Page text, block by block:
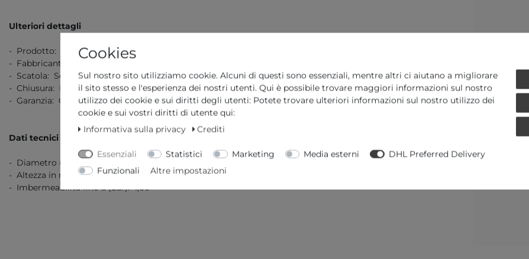
Ulteriori dettagli
- Prodotto: Reloj
- Fabbricante: Festina
- Scatola: Scatola originale con documenti
- Chiusura: Fibbia piegevole
- Garanzia: Garanzia di 2 anni
Dati tecnici
- Diametro (senza corona) in mm/pollici: 41,00 / 1,61
- Altezza in mm/pollici: 11,00 / 0,43
- Imbermeabilitá fino a (bar): 1,00
Cookies
Sul nostro sito utilizziamo cookie. Alcuni di questi sono essenziali, mentre altri ci aiutano a migliorare
il sito stesso e l'esperienza dei nostri utenti. Qui è possibile trovare maggiori informazioni sul nostro
utilizzo dei cookie e sui diritti degli utenti: Potete trovare ulteriori informazioni sul nostro utilizzo dei
cookie e sui vostri diritti di utente qui:
Informativa sulla privacy
Crediti
Essenziali Statistici Marketing Media esterni
DHL Preferred Delivery
Funzionali
Altre impostazioni